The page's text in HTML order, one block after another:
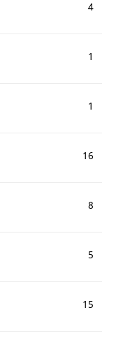
4
1
1
16
8
5
15